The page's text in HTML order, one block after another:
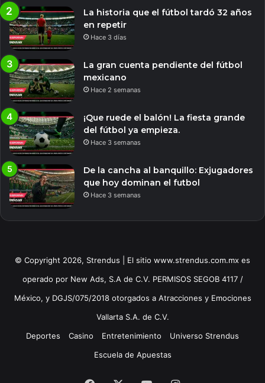
La historia que el fútbol tardó 32 años
en repetir
Hace 3 días
La gran cuenta pendiente del fútbol
mexicano
Hace 2 semanas
¡Que ruede el balón! La fiesta grande
del fútbol ya empieza.
Hace 3 semanas
De la cancha al banquillo: Exjugadores
que hoy dominan el futbol
Hace 3 semanas
© Copyright 2026, Strendus | El sitio www.strendus.com.mx es
operado por New Ads, S.A de C.V. PERMISOS SEGOB 4117 /
México, y DGJS/075/2018 otorgados a Atracciones y Emociones
Vallarta S.A. de C.V.
Deportes
Casino Entretenimiento
Universo Strendus
Escuela de Apuestas